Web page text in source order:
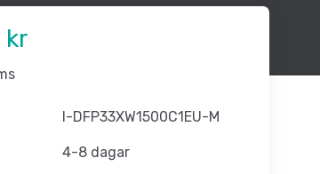
kr
I-DFP33XW1500C1EU-M
4-8 dagar